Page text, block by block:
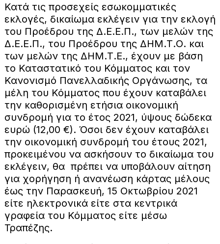
Κατά τις προσεχείς εσωκομματικές
εκλογές, δικαίωμα εκλέγειν για την εκλογή
του Προέδρου της Δ.Ε.Ε.Π., των μελών της
Δ.Ε.Ε.Π., του Προέδρου της ΔΗΜ.Τ.Ο. και
των μελών της ΔΗΜ.Τ.Ε., έχουν με βάση
το Καταστατικό του Κόμματος και τον
Κανονισμό Πανελλαδικής Οργάνωσης, τα
μέλη του Κόμματος που έχουν καταβάλει
την καθορισμένη ετήσια οικονομική
συνδρομή για το έτος 2021, ύψους δώδεκα
ευρώ (12,00 €). Όσοι δεν έχουν καταβάλει
την οικονομική συνδρομή του έτους 2021,
προκειμένου να ασκήσουν το δικαίωμα του
εκλέγειν, θα πρέπει να υποβάλουν αίτηση
για χορήγηση ή ανανέωση κάρτας μέλους
έως την Παρασκευή, 15 Οκτωβρίου 2021
είτε ηλεκτρονικά είτε στα κεντρικά
γραφεία του Κόμματος είτε μέσω
Τραπέζης.